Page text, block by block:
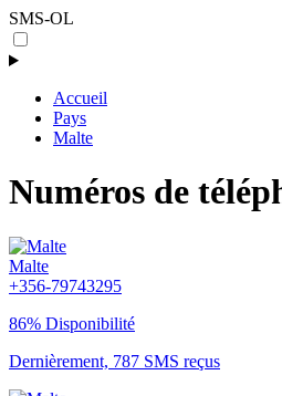
SMS-OL
Accueil
Pays
Malte
Numéros de
Malte
+356-79743295
86% Disponibilité
Dernièrement, 787 SMS reçus